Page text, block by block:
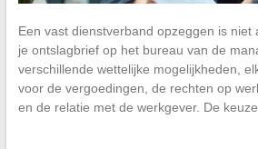
Een vast dienstverband opzeggen is niet
je ontslagbrief op het bureau van de
verschillende wettelijke mogelijkheden,
voor de vergoedingen, de rechten op
en de relatie met de werkgever. De